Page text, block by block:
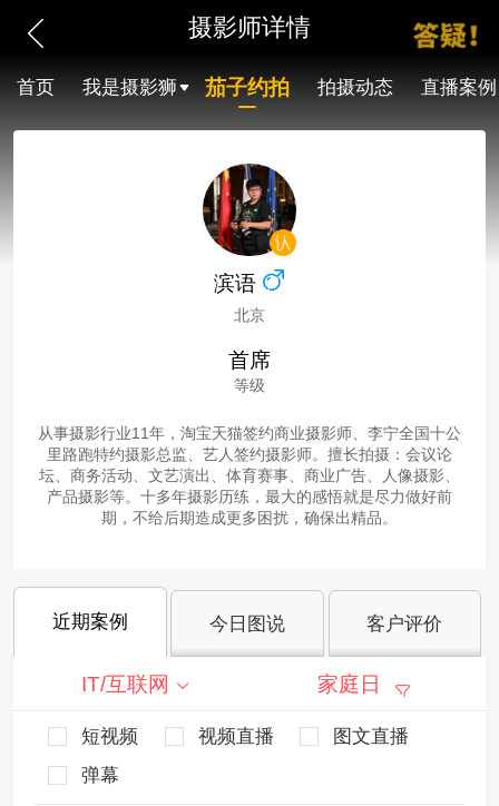
摄影师详情
首页 我是摄影狮 茄子约拍 拍摄动态 直播案例
滨语
北京
首席
等级
从事摄影行业11年，淘宝天猫签约商业摄影师、李宁全国十公
里路跑特约摄影总监、艺人签约摄影师。擅长拍摄：会议论
坛、商务活动、文艺演出、体育赛事、商业广告、人像摄影、
产品摄影等。十多年摄影历练，最大的感悟就是尽力做好前
期，不给后期造成更多困扰，确保出精品。
近期案例 今日图说 客户评价
IT/互联网 家庭日
短视频 视频直播
图文直播
弹幕